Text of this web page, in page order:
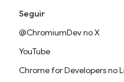
Seguir
@ChromiumDev no X
YouTube
Chrome for Developers no